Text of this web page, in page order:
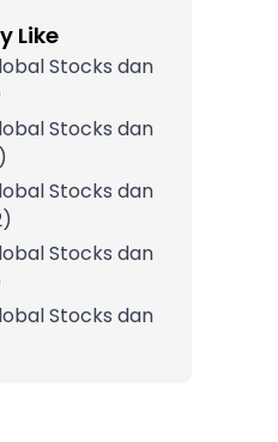
Like
Stocks dan
Stocks dan
Stocks dan
Stocks dan
Stocks dan